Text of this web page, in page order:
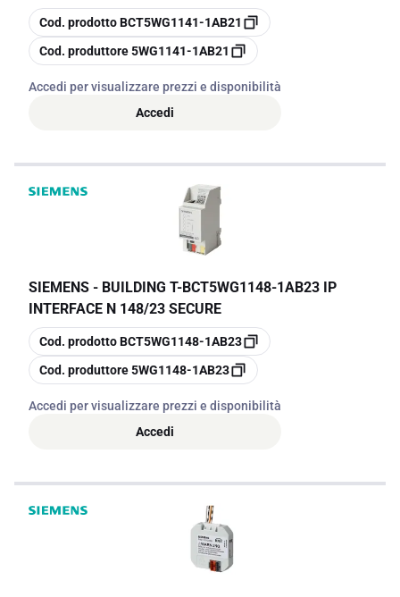
copia
Cod. prodottoBCT5WG1141-1AB21
copia
Cod. produttore5WG1141-1AB21
Accedi per visualizzare prezzi e disponibilità
Accedi
SIEMENS - BUILDING T-BCT5WG1148-1AB23 IP
INTERFACE N 148/23 SECURE
copia
Cod. prodottoBCT5WG1148-1AB23
copia
Cod. produttore5WG1148-1AB23
Accedi per visualizzare prezzi e disponibilità
Accedi